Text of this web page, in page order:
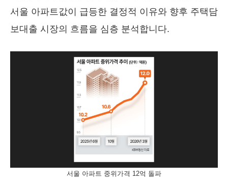
서울 아파트값이 급등한 결정적 이유와 향후 주택담
보대출 시장의 흐름을 심층 분석합니다.
서울 아파트 중위가격 12억 돌파